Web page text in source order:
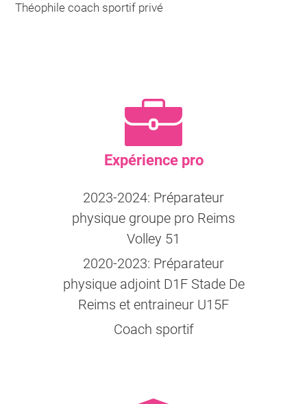
Théophile coach sportif privé
Expérience pro
2023-2024: Préparateur
physique groupe pro Reims
Volley 51
2020-2023: Préparateur
physique adjoint D1F Stade De
Reims et entraineur U15F
Coach sportif